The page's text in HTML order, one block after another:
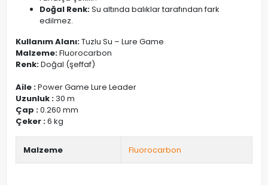
Doğal Renk:Su altında balıklar tarafından fark
edilmez.
Kullanım Alanı:Tuzlu Su – Lure Game
Malzeme:Fluorocarbon
Renk:Doğal (şeffaf)
Aile :Power Game Lure Leader
Uzunluk :30 m
Çap :0.260 mm
Çeker :6 kg
Malzeme Fluorocarbon